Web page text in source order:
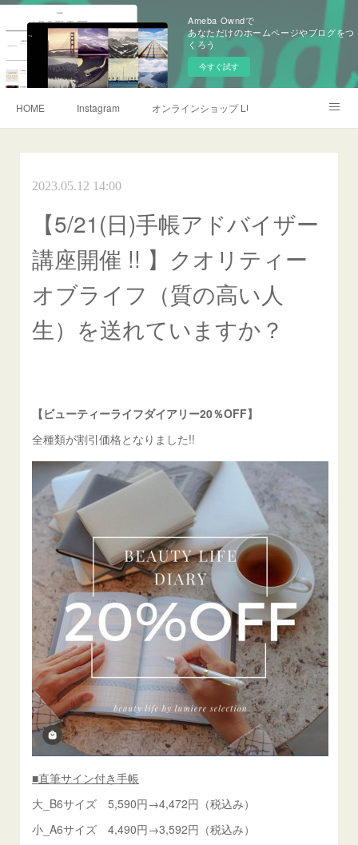
Ameba Owndで
あなただけのホームページやブログをつ
くろう
今すぐ試す
HOME Instagram オンラインショップ LUMIERE SELECTION
2023.05.12 14:00
【5/21(日)手帳アドバイザー
講座開催 !! 】クオリティー
オブライフ（質の高い人
生）を送れていますか？
【ビューティーライフダイアリー20％OFF】
全種類が割引価格となりました!!
■直筆サイン付き手帳
大_B6サイズ 5,590円→4,472円（税込み）
小_A6サイズ 4,490円→3,592円（税込み）